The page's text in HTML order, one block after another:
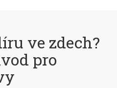
ve zdech?
pro